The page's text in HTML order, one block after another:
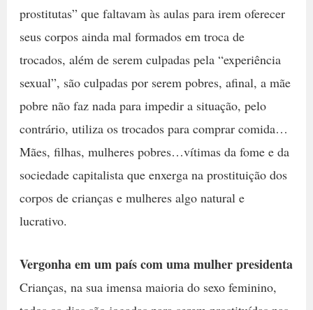
prostitutas” que faltavam às aulas para irem oferecer
seus corpos ainda mal formados em troca de
trocados, além de serem culpadas pela “experiência
sexual”, são culpadas por serem pobres, afinal, a mãe
pobre não faz nada para impedir a situação, pelo
contrário, utiliza os trocados para comprar comida…
Mães, filhas, mulheres pobres…vítimas da fome e da
sociedade capitalista que enxerga na prostituição dos
corpos de crianças e mulheres algo natural e
lucrativo.
Vergonha em um país com uma mulher presidenta
Crianças, na sua imensa maioria do sexo feminino,